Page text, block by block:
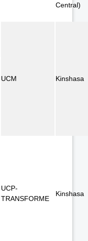
Central)
UCM Kinshasa
UCP-
TRANSFORME
Kinshasa